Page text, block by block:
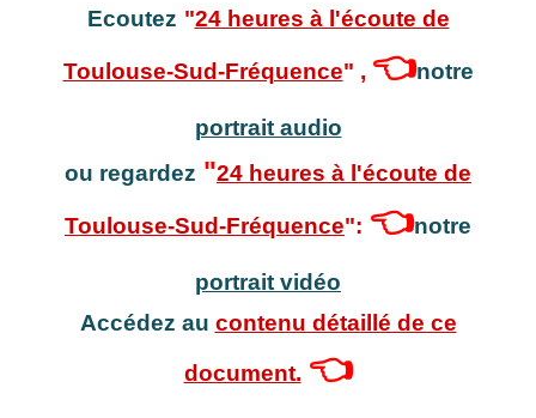
Ecoutez "24 heures à l'écoute de
Toulouse-Sud-Fréquence" , 👈notre
portrait audio
ou regardez "24 heures à l'écoute de
Toulouse-Sud-Fréquence": 👈notre
portrait vidéo
Accédez au contenu détaillé de ce
document. 👈